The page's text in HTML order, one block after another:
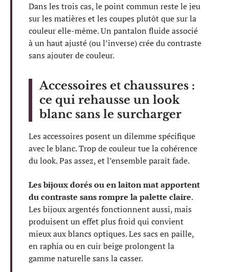
Dans les trois cas, le point commun reste le jeu
sur les matières et les coupes plutôt que sur la
couleur elle-même. Un pantalon fluide associé
à un haut ajusté (ou l’inverse) crée du contraste
sans ajouter de couleur.
Accessoires et chaussures :
ce qui rehausse un look
blanc sans le surcharger
Les accessoires posent un dilemme spécifique
avec le blanc. Trop de couleur tue la cohérence
du look. Pas assez, et l’ensemble paraît fade.
Les bijoux dorés ou en laiton mat apportent
du contraste sans rompre la palette claire.
Les bijoux argentés fonctionnent aussi, mais
produisent un effet plus froid qui convient
mieux aux blancs optiques. Les sacs en paille,
en raphia ou en cuir beige prolongent la
gamme naturelle sans la casser.